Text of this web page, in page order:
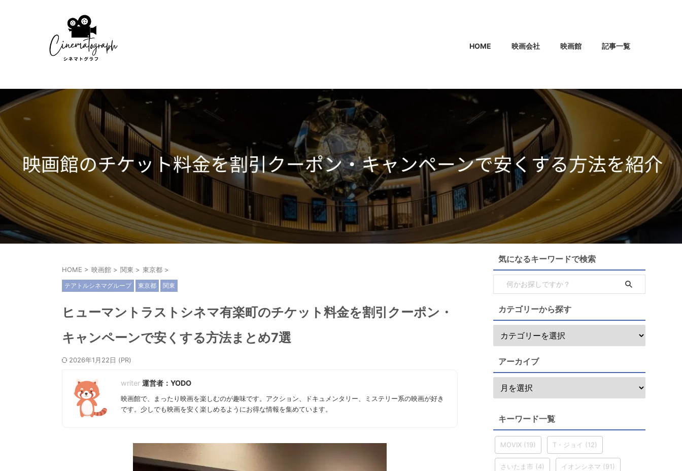
HOME 映画会社 映画館 記事一覧
HOME > 映画館 > 関東 > 東京都 >
テアトルシネマグループ 東京都 関東
ヒューマントラストシネマ有楽町のチケット料金を割引クーポン・
キャンペーンで安くする方法まとめ7選
2026年1月22日
運営者：YODO
映画館で、まったり映画を楽しむのが趣味です。アクション、ドキュメンタリー、ミステリー系の映画が好き
です。少しでも映画を安く楽しめるようにお得な情報を集めています。
気になるキーワードで検索
カテゴリーから探す
アーカイブ
キーワード一覧
MOVIX (19) T・ジョイ (12)
さいたま市 (4) イオンシネマ (91)